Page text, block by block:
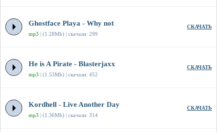
Ghostface Playa - Why not
mp3 | (1.28Mb) | скачали: 299
СКАЧАТЬ
He is A Pirate - Blasterjaxx
mp3 | (1.53Mb) | скачали: 452
СКАЧАТЬ
Kordhell - Live Another Day
mp3 | (1.36Mb) | скачали: 314
СКАЧАТЬ